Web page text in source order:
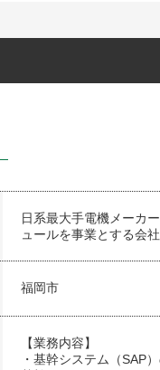
日系最大手電機メーカ
ュールを事業とする会社
福岡市
【業務内容】
・基幹システム（SAP